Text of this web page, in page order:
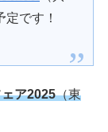
です！
ア2025（東